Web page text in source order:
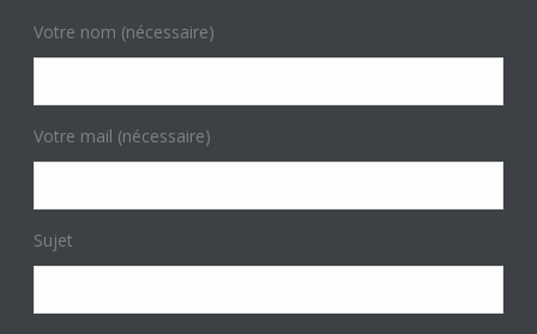
Votre nom (nécessaire)
Votre mail (nécessaire)
Sujet